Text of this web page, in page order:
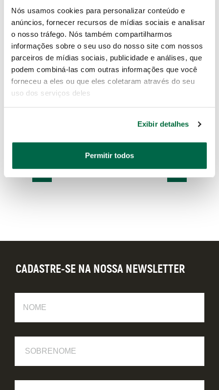
Nós usamos cookies para personalizar conteúdo e
anúncios, fornecer recursos de mídias sociais e analisar
o nosso tráfego. Nós também compartilharmos
informações sobre o seu uso do nosso site com nossos
parceiros de mídias sociais, publicidade e análises, que
podem combiná-las com outras informações que você
forneceu a eles ou que eles coletaram através do seu
uso dos serviços deles
Exibir detalhes
Permitir todos
Adaptador para Bits de
1/4" 50mm
ST59272ST
Adaptador de 1/4" F x 3/8"
ST11913SC
CADASTRE-SE NA NOSSA NEWSLETTER